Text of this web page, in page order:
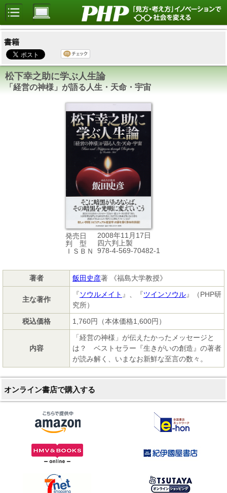
書籍
松下幸之助に学ぶ人生論
「経営の神様」が語る人生・天命・宇宙
発売日
2008年11月17日
判 型
四六判上製
ＩＳＢＮ
978-4-569-70482-1
著者 飯田史彦著 《福島大学教授》
主な著作
『ソウルメイト 』、『ツインソウル』（PHP研
究所）
税込価格
1,760円（本体価格1,600円）
内容
「経営の神様」が伝えたかったメッセージと
は？ ベストセラー『生きがいの創造』の著者
が読み解く、いまなお新鮮な至言の数々。
オンライン書店で購入する